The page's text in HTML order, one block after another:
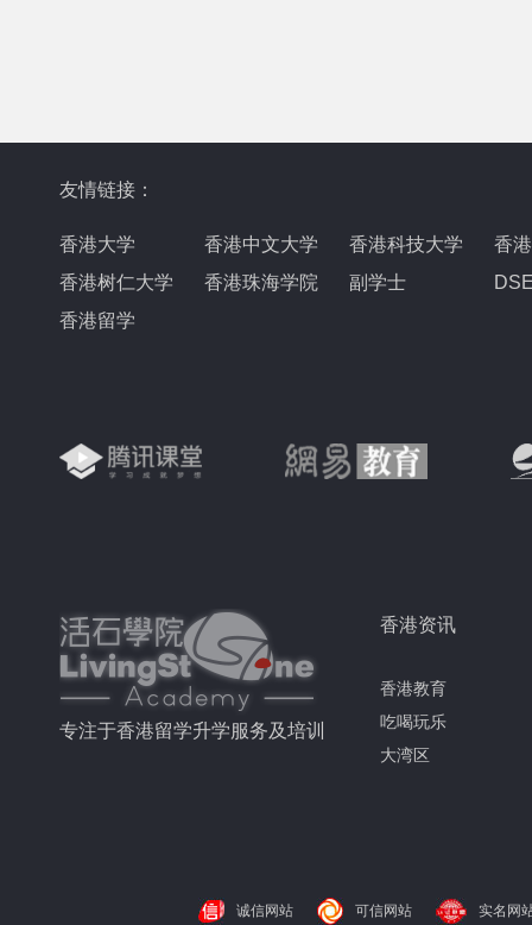
友情链接：
香港大学 香港中文大学 香港科技大学
香
香港树仁大学
香港珠海学院 副学士
香港留学
专注于香港留学升学服务及培训
香港资讯
香港教育
吃喝玩乐
大湾区
诚信网站 可信网站 实名网